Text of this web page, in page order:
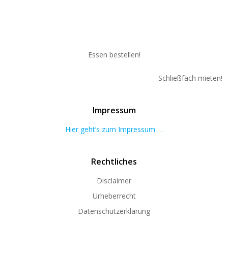
Essen bestellen!
Schließfach mieten!
Impressum
Hier geht’s zum Impressum …
Rechtliches
Disclaimer
Urheberrecht
Datenschutzerklärung